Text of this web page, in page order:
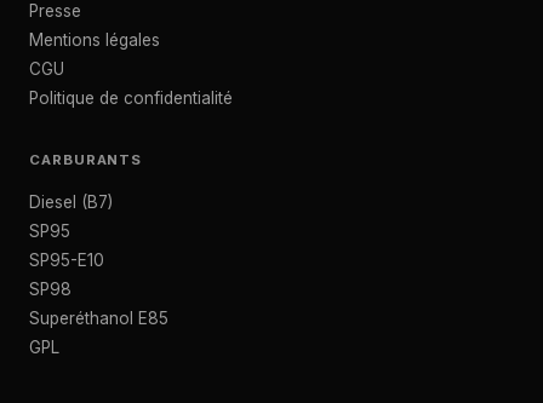
Presse
Mentions légales
CGU
Politique de confidentialité
CARBURANTS
Diesel (B7)
SP95
SP95-E10
SP98
Superéthanol E85
GPL